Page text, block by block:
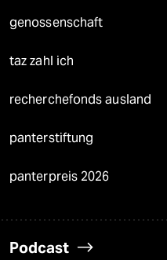
genossenschaft
taz zahl ich
recherchefonds ausland
panterstiftung
panterpreis 2026
Podcast